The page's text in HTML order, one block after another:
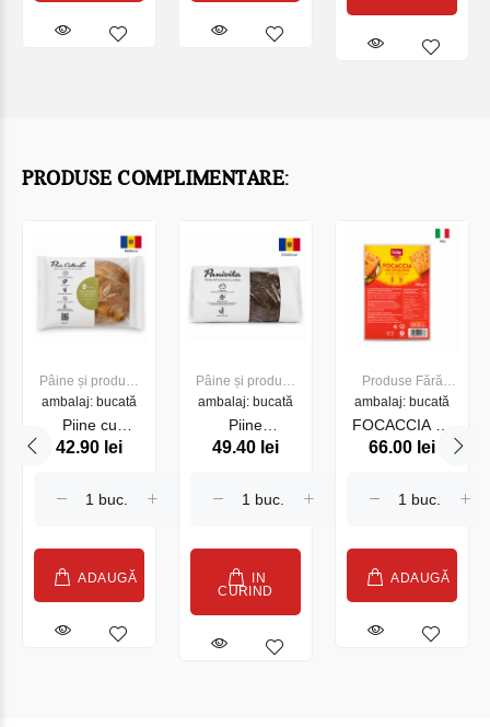
PRODUSE COMPLIMENTARE:
Pâine și produse
de panificație
ambalaj: bucată
Piine cu
seminte de
drojdii 650g
42.90 lei
ADAUGĂ
Pâine și produse
de panificație
ambalaj: bucată
Piine
Borodinschii
600g
49.40 lei
IN
CURIND
Produse Fără
gluten
ambalaj: bucată
FOCACCIA cu
rosmarin
Schar, 200 gr.
66.00 lei
ADAUGĂ